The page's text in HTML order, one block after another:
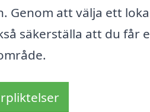
Genom att välja ett
säkerställa att du får